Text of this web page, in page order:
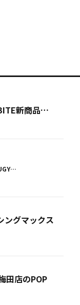
新商品…
ングマックス
田店のPOP